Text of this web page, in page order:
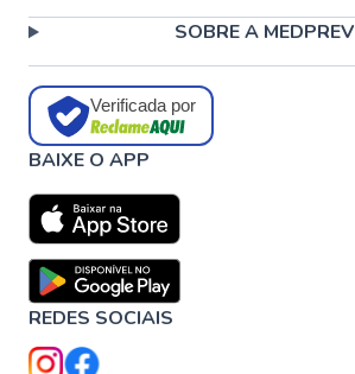
SOBRE A MEDPREV
Verificada por
BAIXE O APP
REDES SOCIAIS